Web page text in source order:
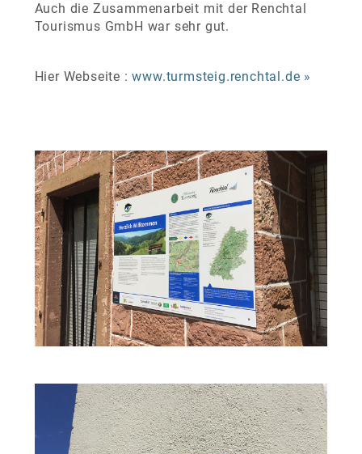
Auch die Zusammenarbeit mit der Renchtal
Tourismus GmbH war sehr gut.
Hier Webseite :www.turmsteig.renchtal.de »